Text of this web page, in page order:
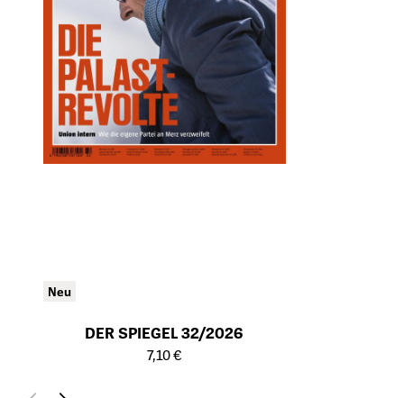
Neu
DER SPIEGEL 32/2026
Öffnet die Detailseite des Produkts
7,10 €